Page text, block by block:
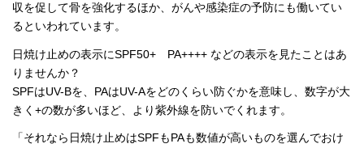
収を促して骨を強化するほか、がんや感染症の予防にも働いてい
るといわれています。
日焼け止めの表示にSPF50+ PA++++ などの表示を見たことはあ
りませんか？
SPFはUV-Bを、PAはUV-Aをどのくらい防ぐかを意味し、数字が大
きく+の数が多いほど、より紫外線を防いでくれます。
「それなら日焼け止めはSPFもPAも数値が高いものを選んでおけ